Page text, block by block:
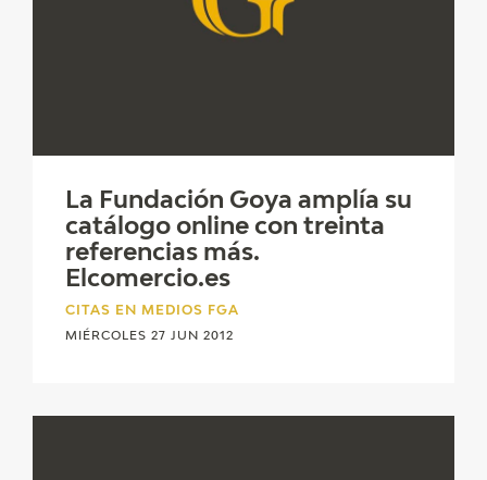
La Fundación Goya amplía su
catálogo online con treinta
referencias más.
Elcomercio.es
CITAS EN MEDIOS FGA
MIÉRCOLES 27 JUN 2012